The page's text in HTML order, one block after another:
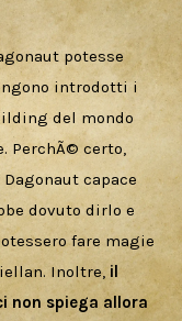
potesse
introdotti i
del mondo
PerchÃ© certo,
capace
dovuto dirlo e
fare magie
Inoltre, il
non spiega allora